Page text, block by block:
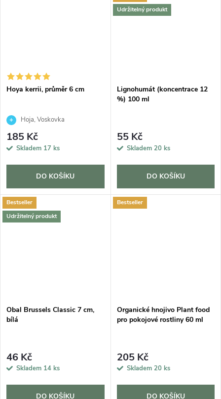
Hoya kerrii, průměr 6 cm
Hoja, Voskovka
185 Kč
Skladem 17 ks
DO KOŠÍKU
Udržitelný produkt
Lignohumát (koncentrace 12
%) 100 ml
55 Kč
Skladem 20 ks
DO KOŠÍKU
Bestseller
Udržitelný produkt
Obal Brussels Classic 7 cm,
bílá
46 Kč
Skladem 14 ks
DO KOŠÍKU
Bestseller
Organické hnojivo Plant food
pro pokojové rostliny 60 ml
205 Kč
Skladem 20 ks
DO KOŠÍKU